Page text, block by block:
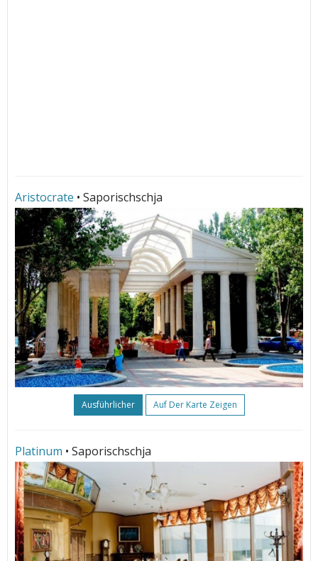
Aristocrate • Saporischschja
Ausführlicher Auf Der Karte Zeigen
Platinum • Saporischschja